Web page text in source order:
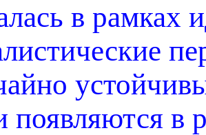
в рамках
появляются в